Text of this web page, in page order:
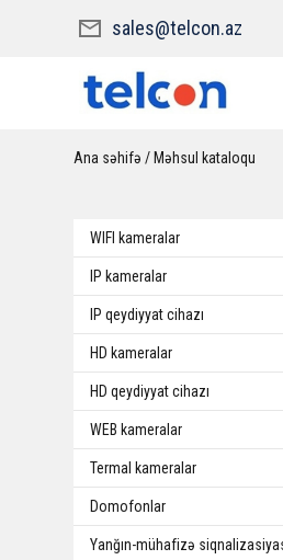
sales@telcon.az
Ana səhifə Məhsul kataloqu
WIFI kameralar
IP kameralar
IP qeydiyyat cihazı
HD kameralar
HD qeydiyyat cihazı
WEB kameralar
Termal kameralar
Domofonlar
Yanğın-mühafizə